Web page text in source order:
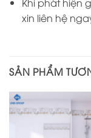
xin liên hệ
SẢN PHẨM